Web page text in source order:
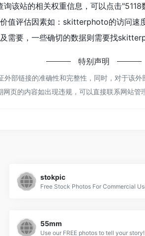
该站的相关权重信息，可以点击"5118
值评估因素如：skitterphoto的访问速
需要，一些确切的数据则需要找
特别声明
部链接的准确性和完整性，同时，对于该
页的内容如出现违规，可以直接联系网站管
stokpic
Free Stock Photos For Commercial
55mm
Use our FREE photos to tell your story!